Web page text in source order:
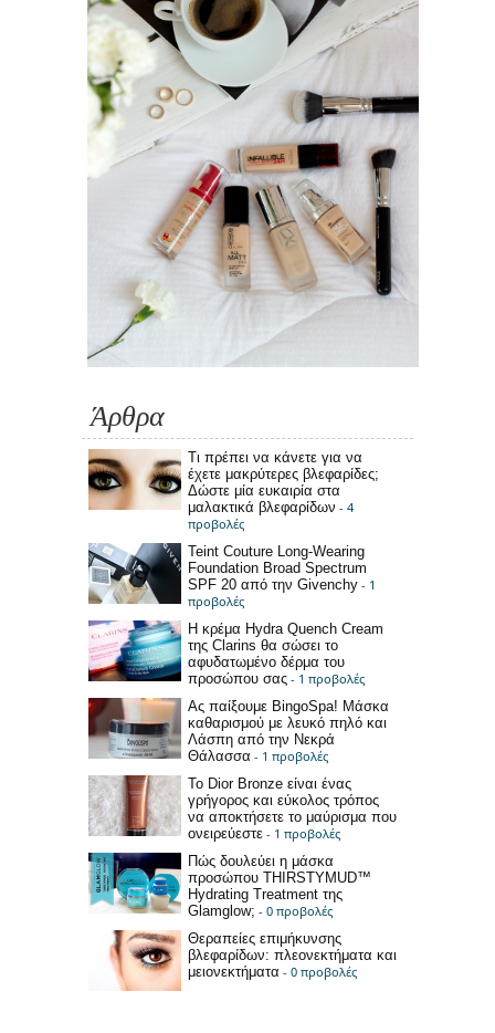
Άρθρα
Τι πρέπει να κάνετε για να
έχετε μακρύτερες βλεφαρίδες;
Δώστε μία ευκαιρία στα
μαλακτικά βλεφαρίδων - 4
προβολές
Teint Couture Long-Wearing
Foundation Broad Spectrum
SPF 20 από την Givenchy - 1
προβολές
Η κρέμα Hydra Quench Cream
της Clarins θα σώσει το
αφυδατωμένο δέρμα του
προσώπου σας - 1 προβολές
Ας παίξουμε BingoSpa! Μάσκα
καθαρισμού με λευκό πηλό και
Λάσπη από την Νεκρά
Θάλασσα - 1 προβολές
Το Dior Bronze είναι ένας
γρήγορος και εύκολος τρόπος
να αποκτήσετε το μαύρισμα που
ονειρεύεστε - 1 προβολές
Πώς δουλεύει η μάσκα
προσώπου THIRSTYMUD™
Hydrating Treatment της
Glamglow; - 0 προβολές
Θεραπείες επιμήκυνσης
βλεφαρίδων: πλεονεκτήματα και
μειονεκτήματα - 0 προβολές